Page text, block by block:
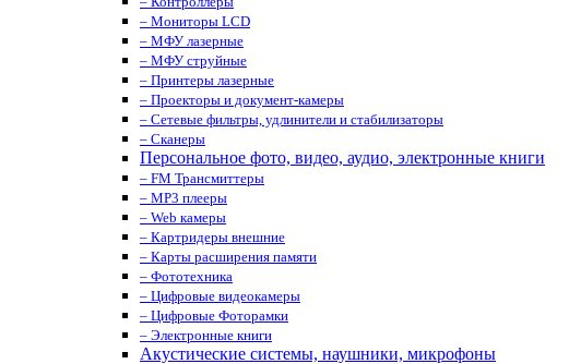
– Мониторы LCD
– МФУ лазерные
– МФУ струйные
– Принтеры лазерные
– Проекторы и документ-камеры
– Сетевые фильтры, удлинители и стабилизаторы
– Сканеры
Персональное фото, видео, аудио, электронные книги
– FM Трансмиттеры
– MP3 плееры
– Web камеры
– Картридеры внешние
– Карты расширения памяти
– Фототехника
– Цифровые видеокамеры
– Цифровые Фоторамки
– Электронные книги
Акустические системы, наушники, микрофоны